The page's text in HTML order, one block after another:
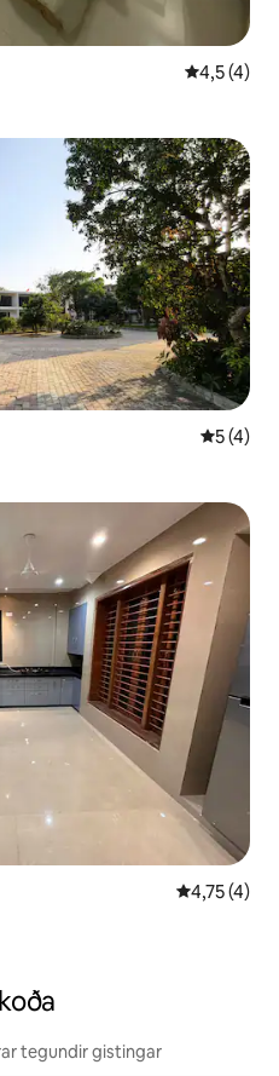
4,5 af 5 í
4,5 (4)
5 af 5 í
5 (4)
4,75 af 5 í
4,75 (4)
tegundir gistingar